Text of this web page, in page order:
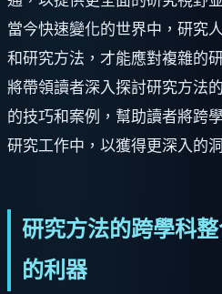
當今快速變化的世界中，研究
和研究方法，才能應對複雜的
將帶領讀者深入探討研究方法
的技巧和案例，幫助讀者將跨
研究工作中，以獲得更深入的
研究方法的跨學科
的利器